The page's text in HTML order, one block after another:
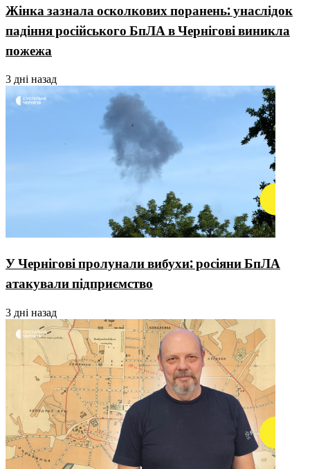
Жінка зазнала осколкових поранень: унаслідок
падіння російського БпЛА в Чернігові виникла
пожежа
3 дні назад
У Чернігові пролунали вибухи: росіяни БпЛА
атакували підприємство
3 дні назад